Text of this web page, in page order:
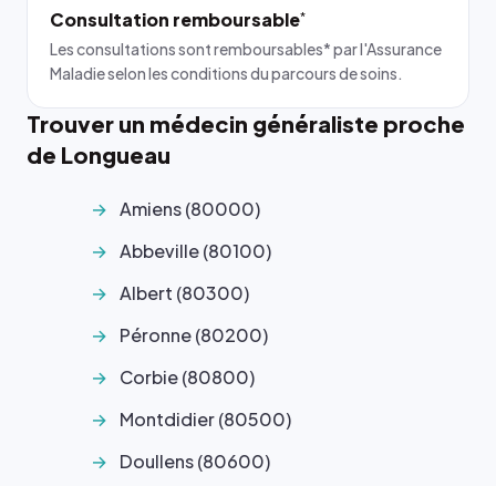
Consultation remboursable*
Les consultations sont remboursables* par l'Assurance
Maladie selon les conditions du parcours de soins.
Trouver un médecin généraliste proche
de Longueau
Amiens (80000)
Abbeville (80100)
Albert (80300)
Péronne (80200)
Corbie (80800)
Montdidier (80500)
Doullens (80600)